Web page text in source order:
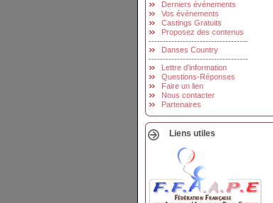
Derniers événements
Vos événements
Castings Gratuits
Proposez des contenus
-----------------------------------
Danses Country
-----------------------------------
Lettre d'information
Questions-Réponses
Faire un lien
Nous contacter
Partenaires
Liens utiles